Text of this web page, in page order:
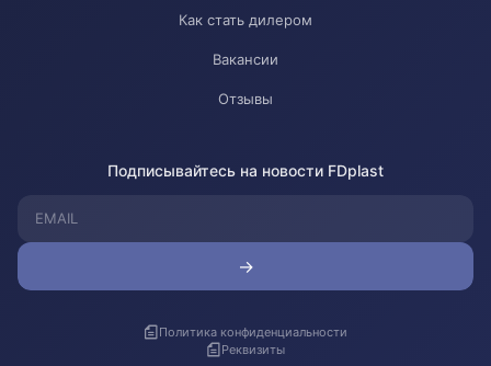
Как стать дилером
Вакансии
Отзывы
Подписывайтесь на новости FDplast
→
Политика конфиденциальности
Реквизиты